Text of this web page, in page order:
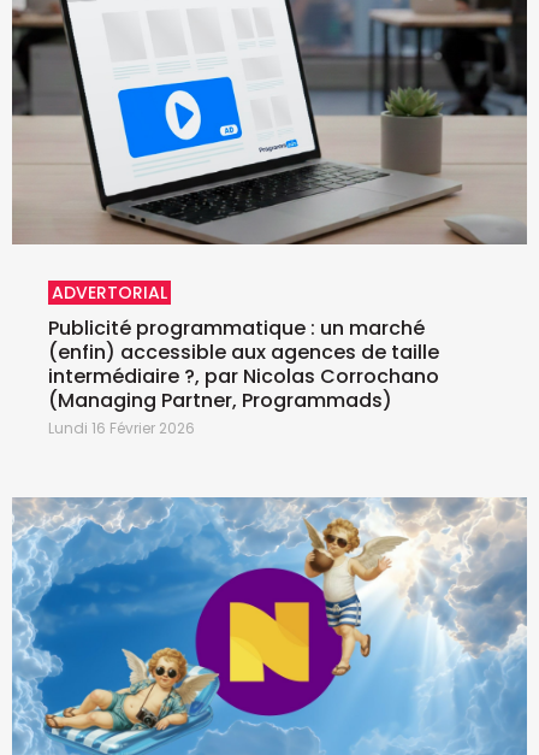
ADVERTORIAL
Publicité programmatique : un marché
(enfin) accessible aux agences de taille
intermédiaire ?, par Nicolas Corrochano
(Managing Partner, Programmads)
Lundi 16 Février 2026